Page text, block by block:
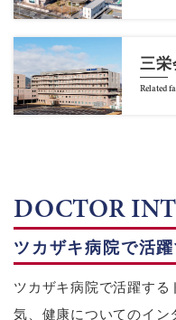
三栄
Related
DOCTOR
ツカザキ病院で活
ツカザキ病院で活躍する
気、健康についてのイン